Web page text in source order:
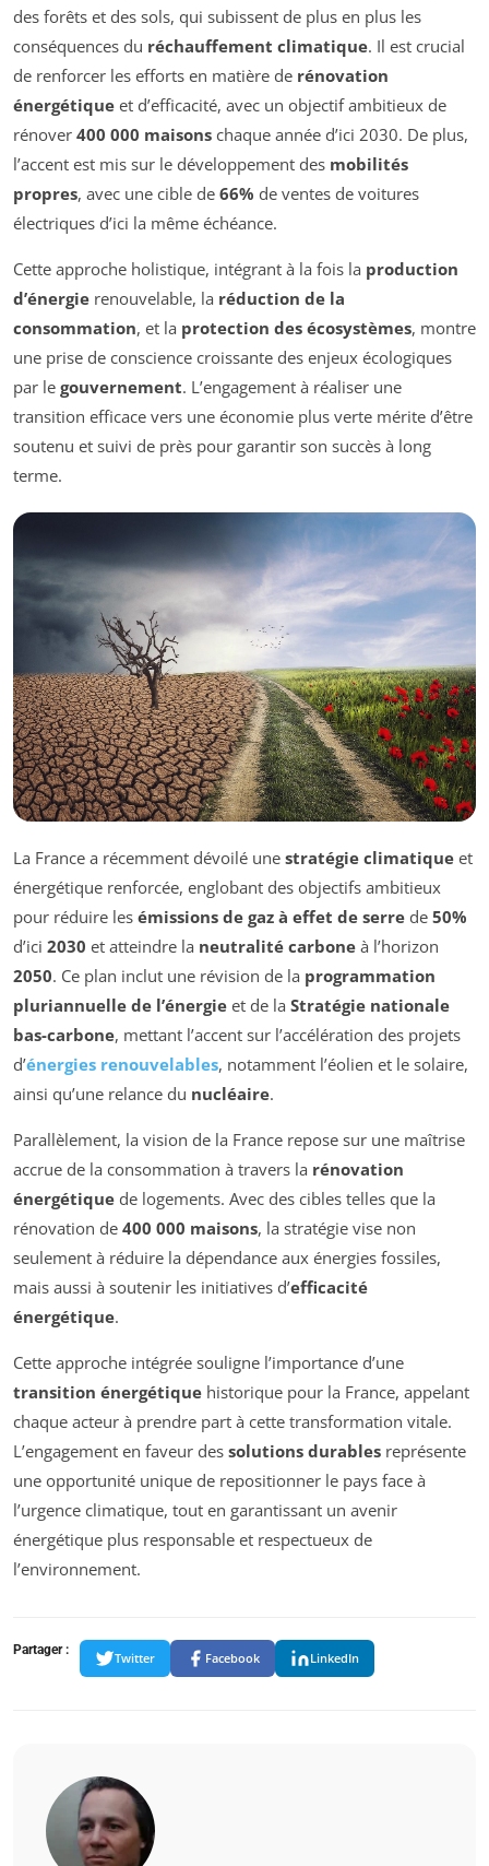
des forêts et des sols, qui subissent de plus en plus les
conséquences du réchauffement climatique. Il est crucial
de renforcer les efforts en matière de rénovation
énergétique et d’efficacité, avec un objectif ambitieux de
rénover 400 000 maisons chaque année d’ici 2030. De plus,
l’accent est mis sur le développement des mobilités
propres, avec une cible de 66% de ventes de voitures
électriques d’ici la même échéance.
Cette approche holistique, intégrant à la fois la production
d’énergie renouvelable, la réduction de la
consommation, et la protection des écosystèmes, montre
une prise de conscience croissante des enjeux écologiques
par le gouvernement. L’engagement à réaliser une
transition efficace vers une économie plus verte mérite d’être
soutenu et suivi de près pour garantir son succès à long
terme.
La France a récemment dévoilé une stratégie climatique et
énergétique renforcée, englobant des objectifs ambitieux
pour réduire les émissions de gaz à effet de serre de 50%
d’ici 2030 et atteindre la neutralité carbone à l’horizon
2050. Ce plan inclut une révision de la programmation
pluriannuelle de l’énergie et de la Stratégie nationale
bas-carbone, mettant l’accent sur l’accélération des projets
d’énergies renouvelables, notamment l’éolien et le solaire,
ainsi qu’une relance du nucléaire.
Parallèlement, la vision de la France repose sur une maîtrise
accrue de la consommation à travers la rénovation
énergétique de logements. Avec des cibles telles que la
rénovation de 400 000 maisons, la stratégie vise non
seulement à réduire la dépendance aux énergies fossiles,
mais aussi à soutenir les initiatives d’efficacité
énergétique.
Cette approche intégrée souligne l’importance d’une
transition énergétique historique pour la France, appelant
chaque acteur à prendre part à cette transformation vitale.
L’engagement en faveur des solutions durables représente
une opportunité unique de repositionner le pays face à
l’urgence climatique, tout en garantissant un avenir
énergétique plus responsable et respectueux de
l’environnement.
Partager :
Twitter Facebook LinkedIn